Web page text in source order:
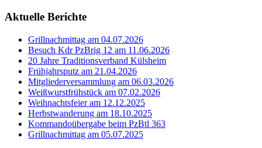
Aktuelle Berichte
Grillnachmittag am 04.07.2026
Besuch Kdr PzBrig 12 am 11.06.2026
20 Jahre Traditionsverband Külsheim
Frühjahrsputz am 21.04.2026
Mitgliederversammlung am 06.03.2026
Weißwurstfrühstück am 07.02.2026
Weihnachtsfeier am 12.12.2025
Herbstwanderung am 18.10.2025
Kommandoübergabe beim PzBtl 363
Grillnachmittag am 05.07.2025